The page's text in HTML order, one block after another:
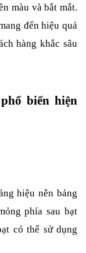
màu và bắt mắt.
đến hiệu quả
hàng khắc sâu
biến hiện
hiệu nên bảng
phía sau bạt
có thể sử dụng